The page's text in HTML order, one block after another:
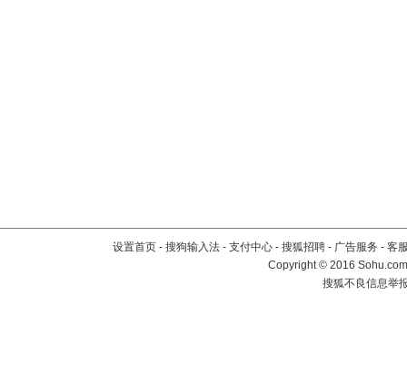
设置首页 - 搜狗输入法 - 支付中心 - 搜狐招聘 - 广告服务 - 客
Copyright©2016
搜狐不良信息举